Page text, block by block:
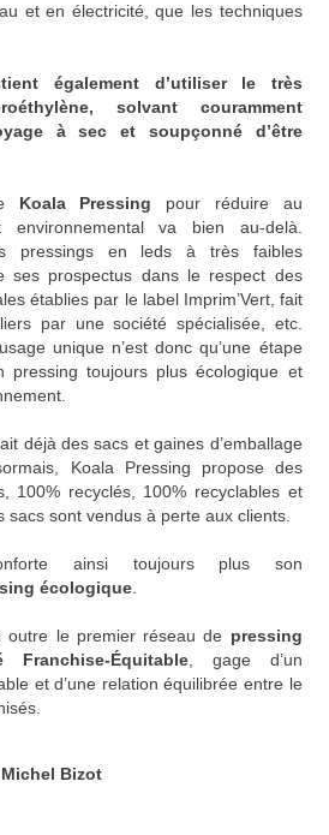
et en électricité, que les techniques
également d’utiliser le très
solvant couramment
à sec et soupçonné d’être
Koala Pressing pour réduire au
environnemental va bien au-delà.
pressings en leds à très faibles
ses prospectus dans le respect des
établies par le label Imprim’Vert, fait
par une société spécialisée, etc.
unique n’est donc qu’une étape
pressing toujours plus écologique et
déjà des sacs et gaines d’emballage
Koala Pressing propose des
100% recyclés, 100% recyclables et
sacs sont vendus à perte aux clients.
ainsi toujours plus son
écologique
outre le premier réseau de pressing
Franchise-Équitable , gage d’un
et d’une relation équilibrée entre le
Bizot